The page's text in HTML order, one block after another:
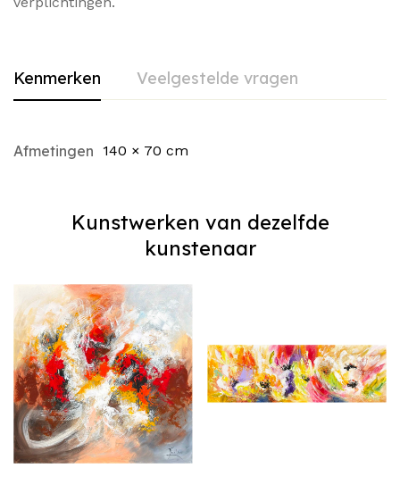
Kenmerken Veelgestelde vragen
Afmetingen 140 × 70 cm
Kunstwerken van dezelfde
kunstenaar